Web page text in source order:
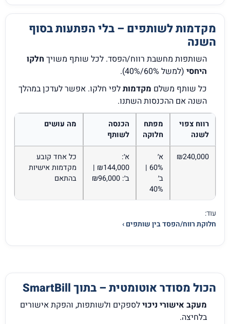
מקדמות לשותפים – בלי הפתעות בסוף
השנה
השותפות מחשבת רווח/הפסד. לכל שותף משויך חלקו
היחסי (למשל 60%/40%).
כל שותף משלם מקדמותלפי חלקו. אפשר לעדכן במהלך
השנה אם ההכנסות השתנו.
רווח צפוי
לשנה
מפתח
חלוקה
הכנסה
לשותף
מה עושים
₪240,000
א׳
60% |
ב׳
40%
א׳:
₪144,000 |
ב׳: ₪96,000
כל אחד קובע
מקדמות אישיות
בהתאם
עוד:
חלוקת רווח/הפסד בין שותפים ›
הכול מסודר אוטומטית – בתוך SmartBill
מעקב אישורי ניכוילספקים ולשותפות, והפקת אישורים
בלחיצה.